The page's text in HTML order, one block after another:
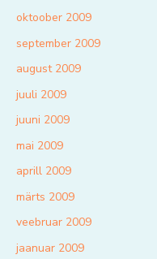
oktoober 2009
september 2009
august 2009
juuli 2009
juuni 2009
mai 2009
aprill 2009
märts 2009
veebruar 2009
jaanuar 2009